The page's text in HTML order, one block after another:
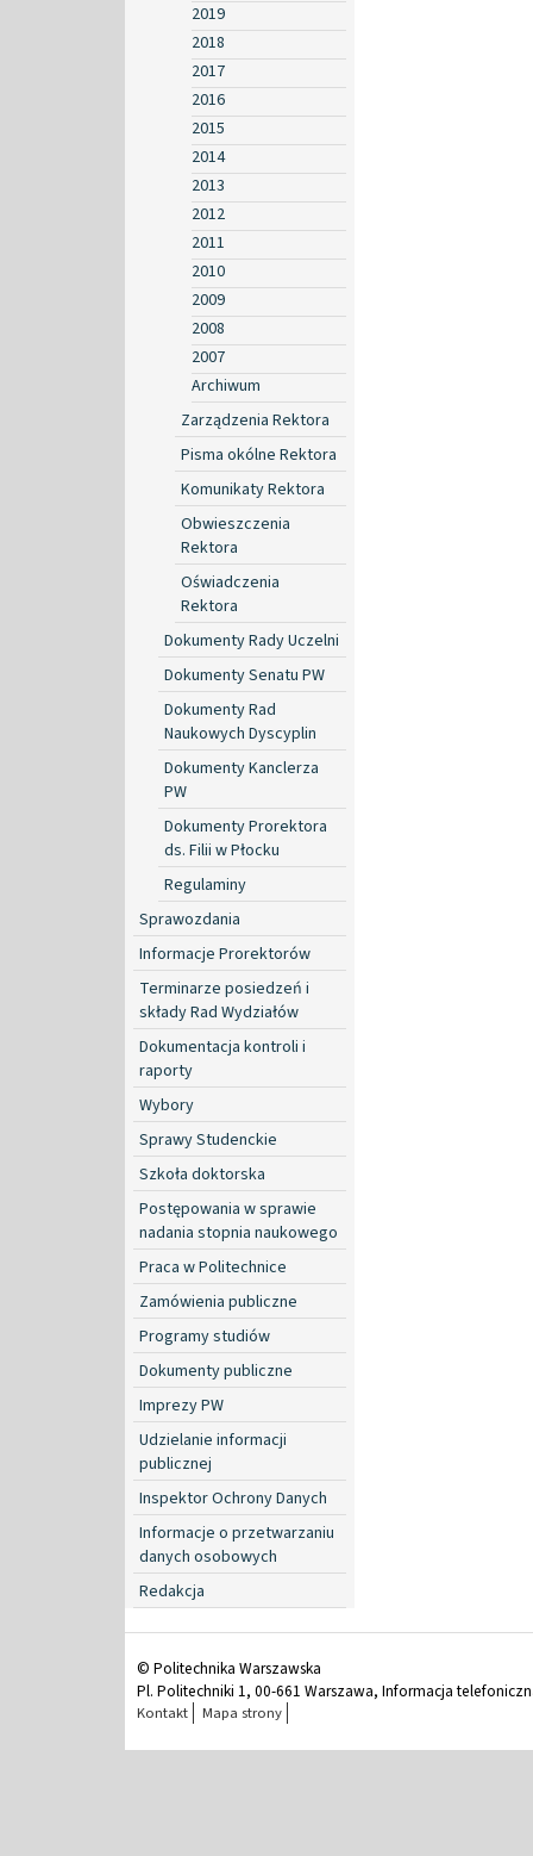
2019
2018
2017
2016
2015
2014
2013
2012
2011
2010
2009
2008
2007
Archiwum
Zarządzenia Rektora
Pisma okólne Rektora
Komunikaty Rektora
Obwieszczenia
Rektora
Oświadczenia
Rektora
Dokumenty Rady Uczelni
Dokumenty Senatu PW
Dokumenty Rad
Naukowych Dyscyplin
Dokumenty Kanclerza
PW
Dokumenty Prorektora
ds. Filii w Płocku
Regulaminy
Sprawozdania
Informacje Prorektorów
Terminarze posiedzeń i
składy Rad Wydziałów
Dokumentacja kontroli i
raporty
Wybory
Sprawy Studenckie
Szkoła doktorska
Postępowania w sprawie
nadania stopnia naukowego
Praca w Politechnice
Zamówienia publiczne
Programy studiów
Dokumenty publiczne
Imprezy PW
Udzielanie informacji
publicznej
Inspektor Ochrony Danych
Informacje o przetwarzaniu
danych osobowych
Redakcja
© Politechnika Warszawska
Pl. Politechniki 1, 00-661 Warszawa, Informacja
Kontakt Mapa strony